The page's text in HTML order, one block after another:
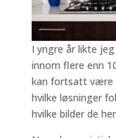
I yngre år likte
innom flere enn
kan fortsatt være
hvilke løsninger
hvilke bilder de